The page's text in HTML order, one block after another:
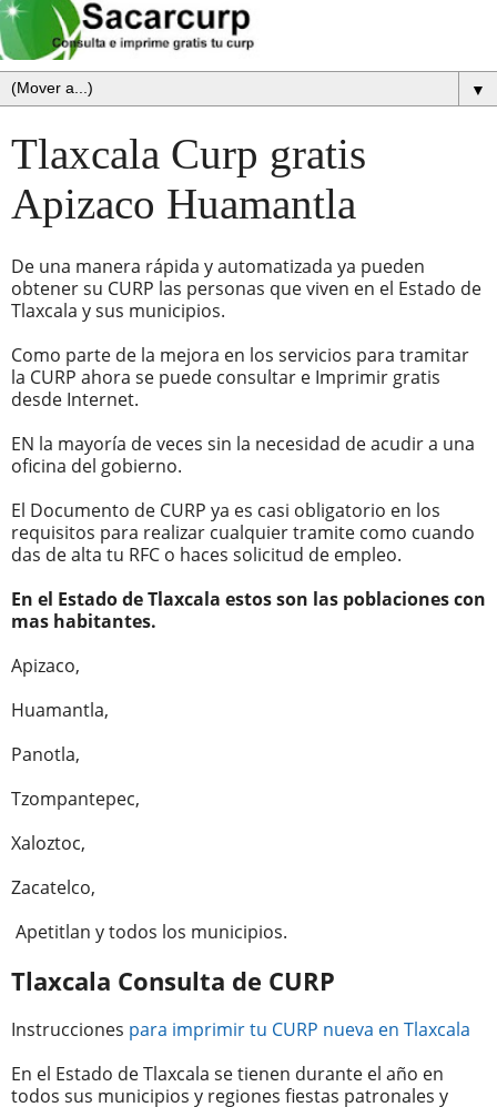
▼
Tlaxcala Curp gratis
Apizaco Huamantla
De una manera rápida y automatizada ya pueden
obtener su CURP las personas que viven en el Estado de
Tlaxcala y sus municipios.
Como parte de la mejora en los servicios para tramitar
la CURP ahora se puede consultar e Imprimir gratis
desde Internet.
EN la mayoría de veces sin la necesidad de acudir a una
oficina del gobierno.
El Documento de CURP ya es casi obligatorio en los
requisitos para realizar cualquier tramite como cuando
das de alta tu RFC o haces solicitud de empleo.
En el Estado de Tlaxcala estos son las poblaciones con
mas habitantes.
Apizaco,
Huamantla,
Panotla,
Tzompantepec,
Xaloztoc,
Zacatelco,
Apetitlan y todos los municipios.
Tlaxcala Consulta de CURP
Instrucciones para imprimir tu CURP nueva en Tlaxcala
En el Estado de Tlaxcala se tienen durante el año en
todos sus municipios y regiones fiestas patronales y